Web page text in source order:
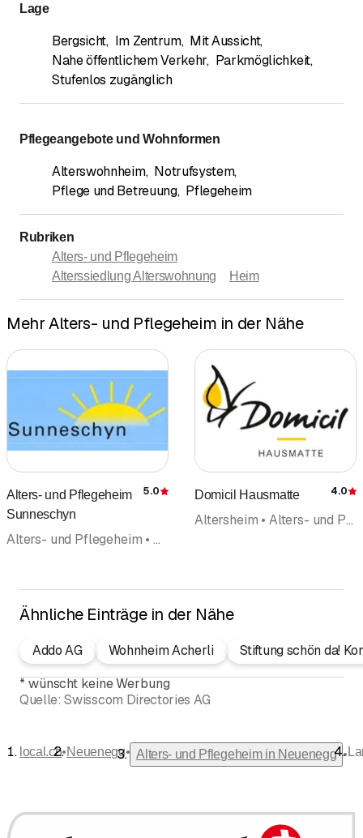
Lage
Bergsicht, Im Zentrum, Mit Aussicht,
Nahe öffentlichem Verkehr, Parkmöglichkeit,
Stufenlos zugänglich
Pflegeangebote und Wohnformen
Alterswohnheim, Notrufsystem,
Pflege und Betreuung, Pflegeheim
Rubriken
Alters- und Pflegeheim
Alterssiedlung Alterswohnung
Heim
Mehr Alters- und Pflegeheim in der Nähe
Alters- und Pflegeheim
Sunneschyn
Bewertung
5.0
Alters- und Pflegeheim • Altersheim • Heim • Begleitetes Wohnen • Wohngruppe • Senioren
Domicil Hausmatte 4.0
Altersheim • Alters- und Pflegeheim
Ähnliche Einträge in der Nähe
Addo AG Wohnheim Acherli
Stiftung schön da!
* wünscht keine Werbung
Quelle: Swisscom Directories AG
local.ch•Neuenegg• Alters- und Pflegeheim in Neuenegg •